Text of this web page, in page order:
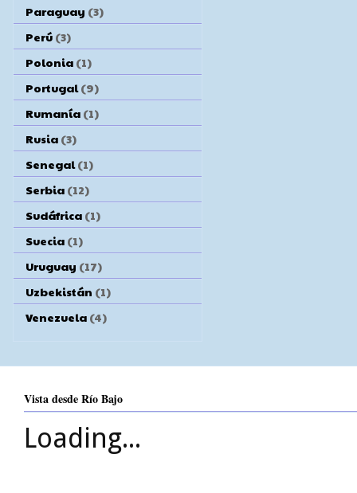
Paraguay (3)
Perú (3)
Polonia (1)
Portugal (9)
Rumanía (1)
Rusia (3)
Senegal (1)
Serbia (12)
Sudáfrica (1)
Suecia (1)
Uruguay (17)
Uzbekistán (1)
Venezuela (4)
Vista desde Río Bajo
Loading...